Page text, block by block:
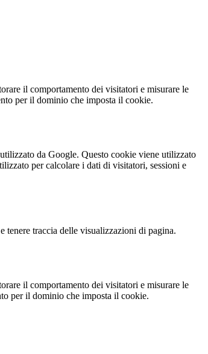
il comportamento dei visitatori e misurare le
per il dominio che imposta il cookie.
da Google. Questo cookie viene utilizzato
per calcolare i dati di visitatori, sessioni e
tenere traccia delle visualizzazioni di pagina.
il comportamento dei visitatori e misurare le
per il dominio che imposta il cookie.